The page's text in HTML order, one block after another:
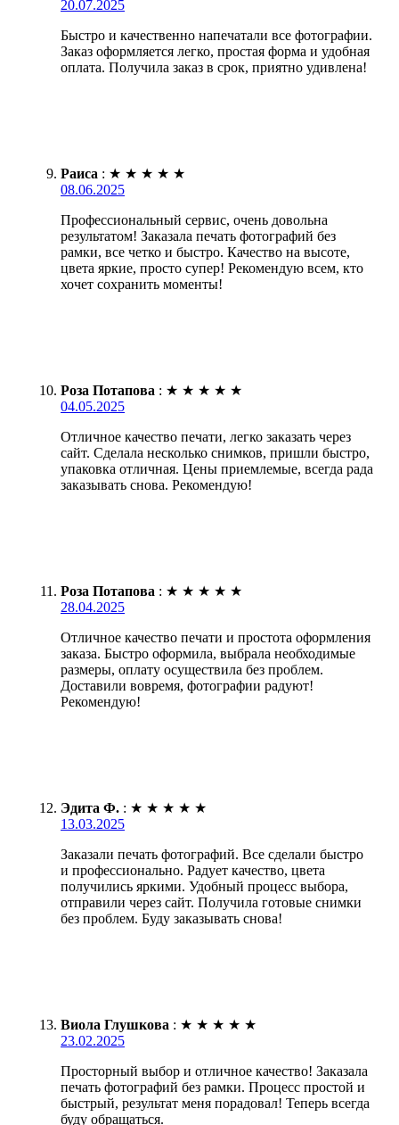
20.07.2025
Быстро и качественно напечатали все фотографии.
Заказ оформляется легко, простая форма и удобная
оплата. Получила заказ в срок, приятно удивлена!
Раиса : ★ ★ ★ ★ ★
08.06.2025
Профессиональный сервис, очень довольна
результатом! Заказала печать фотографий без
рамки, все четко и быстро. Качество на высоте,
цвета яркие, просто супер! Рекомендую всем, кто
хочет сохранить моменты!
Роза Потапова : ★ ★ ★ ★ ★
04.05.2025
Отличное качество печати, легко заказать через
сайт. Сделала несколько снимков, пришли быстро,
упаковка отличная. Цены приемлемые, всегда рада
заказывать снова. Рекомендую!
Роза Потапова : ★ ★ ★ ★ ★
28.04.2025
Отличное качество печати и простота оформления
заказа. Быстро оформила, выбрала необходимые
размеры, оплату осуществила без проблем.
Доставили вовремя, фотографии радуют!
Рекомендую!
Эдита Ф. : ★ ★ ★ ★ ★
13.03.2025
Заказали печать фотографий. Все сделали быстро
и профессионально. Радует качество, цвета
получились яркими. Удобный процесс выбора,
отправили через сайт. Получила готовые снимки
без проблем. Буду заказывать снова!
Виола Глушкова : ★ ★ ★ ★ ★
23.02.2025
Просторный выбор и отличное качество! Заказала
печать фотографий без рамки. Процесс простой и
быстрый, результат меня порадовал! Теперь всегда
буду обращаться.